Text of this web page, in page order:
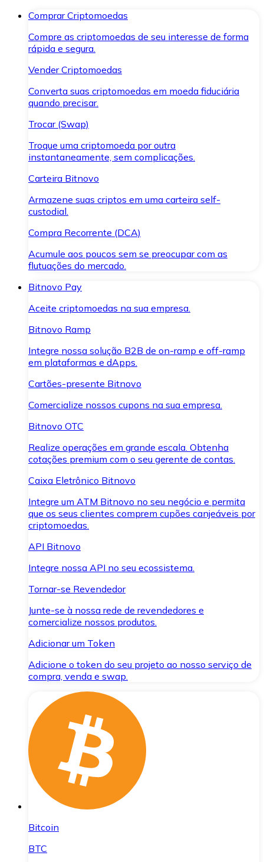
Comprar Criptomoedas
Compre as criptomoedas de seu interesse de forma
rápida e segura.
Vender Criptomoedas
Converta suas criptomoedas em moeda fiduciária
quando precisar.
Trocar (Swap)
Troque uma criptomoeda por outra
instantaneamente, sem complicações.
Carteira Bitnovo
Armazene suas criptos em uma carteira self-
custodial.
Compra Recorrente (DCA)
Acumule aos poucos sem se preocupar com as
flutuações do mercado.
Bitnovo Pay
Aceite criptomoedas na sua empresa.
Bitnovo Ramp
Integre nossa solução B2B de on-ramp e off-ramp
em plataformas e dApps.
Cartões-presente Bitnovo
Comercialize nossos cupons na sua empresa.
Bitnovo OTC
Realize operações em grande escala. Obtenha
cotações premium com o seu gerente de contas.
Caixa Eletrônico Bitnovo
Integre um ATM Bitnovo no seu negócio e permita
que os seus clientes comprem cupões canjeáveis por
criptomoedas.
API Bitnovo
Integre nossa API no seu ecossistema.
Tornar-se Revendedor
Junte-se à nossa rede de revendedores e
comercialize nossos produtos.
Adicionar um Token
Adicione o token do seu projeto ao nosso serviço de
compra, venda e swap.
Bitcoin
BTC